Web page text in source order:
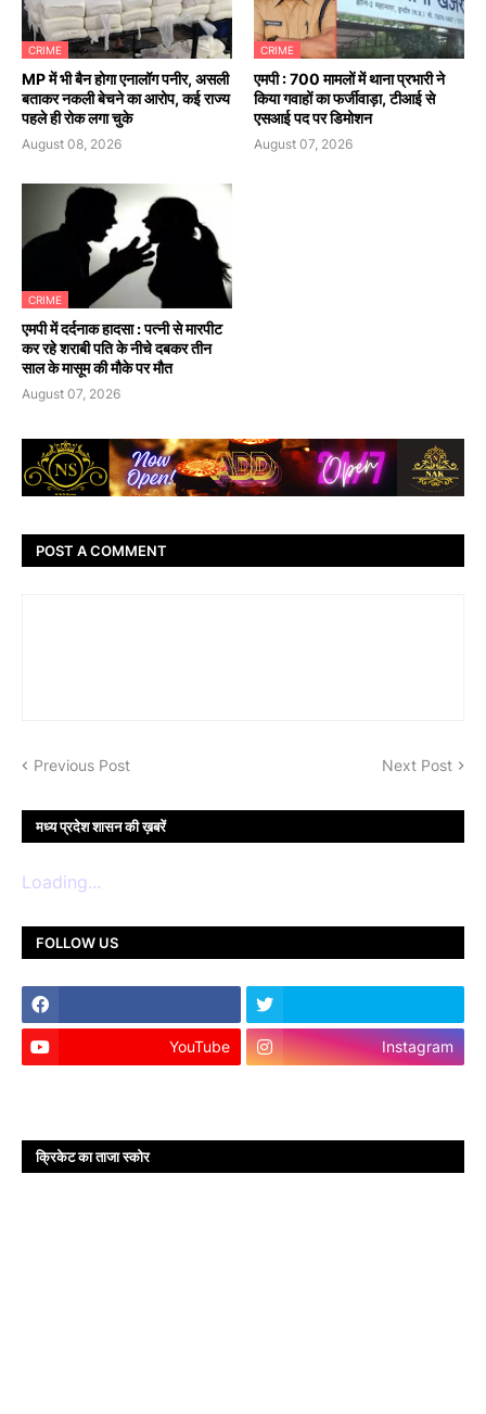
CRIME
MP में भी बैन होगा एनालॉग पनीर, असली
बताकर नकली बेचने का आरोप, कई राज्य
पहले ही रोक लगा चुके
August 08, 2026
CRIME
एमपी : 700 मामलों में थाना प्रभारी ने
किया गवाहों का फर्जीवाड़ा, टीआई से
एसआई पद पर डिमोशन
August 07, 2026
CRIME
एमपी में दर्दनाक हादसा : पत्नी से मारपीट
कर रहे शराबी पति के नीचे दबकर तीन
साल के मासूम की मौके पर मौत
August 07, 2026
POST A COMMENT
Previous Post Next Post
मध्य प्रदेश शासन की ख़बरें
Loading...
FOLLOW US
YouTube Instagram
क्रिकेट का ताजा स्कोर